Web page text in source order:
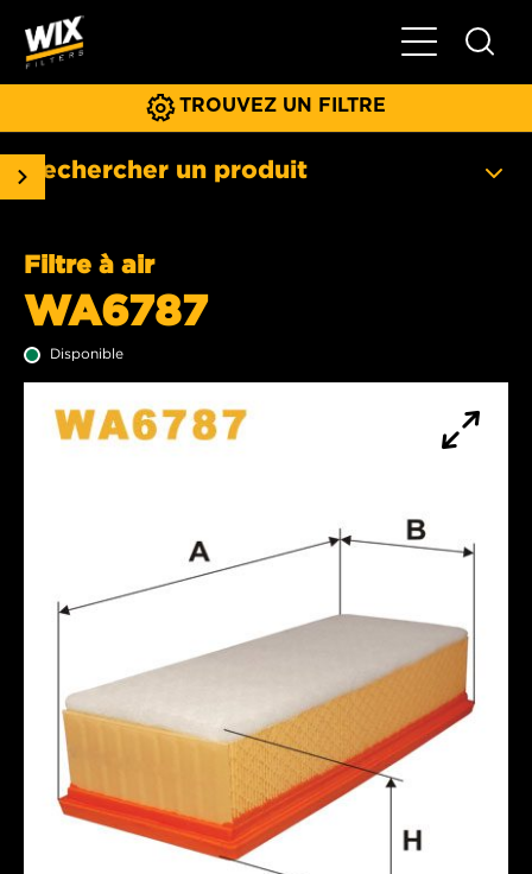
Basculer la
TROUVEZ UN FILTRE
Rechercher un produit
Filtre à air
WA6787
Disponible